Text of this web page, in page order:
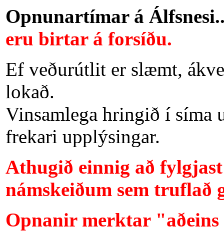
Opnunartímar á
eru birtar á forsíðu.
Ef veðurútlit er slæmt,
lokað.
Vinsamlega hringið í síma
frekari upplýsingar.
Athugið einnig að
námskeiðum sem truflað
Opnanir merktar "